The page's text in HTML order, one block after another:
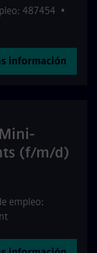
487454 •
información
(f/m/d)
empleo: